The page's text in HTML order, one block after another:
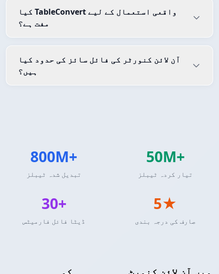
کیا TableConvert واقعی استعمال کے لیے
مفت ہے؟
آن لائن کنورٹر کی فائل سائز کی حدود کیا
ہیں؟
800M+
تبدیل شدہ ٹیبلز
50M+
تیار کردہ ٹیبلز
30+
ڈیٹا فائل فارمیٹس
5★
صارف کی درجہ بندی